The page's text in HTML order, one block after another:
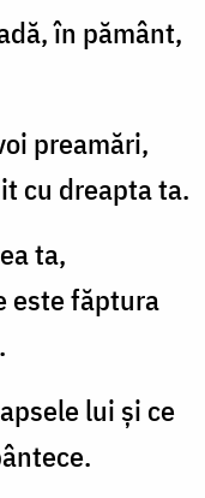
în pământ,
preamări,
cu dreapta ta.
ta,
este făptura
lui şi ce